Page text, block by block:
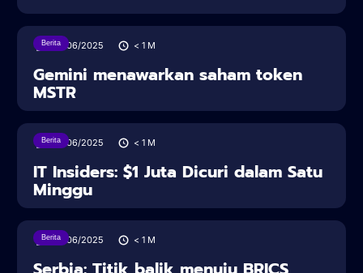
Berita
28/06/2025 < 1 M
Gemini menawarkan saham token
MSTR
Berita
28/06/2025 < 1 M
IT Insiders: $1 Juta Dicuri dalam Satu
Minggu
Berita
28/06/2025 < 1 M